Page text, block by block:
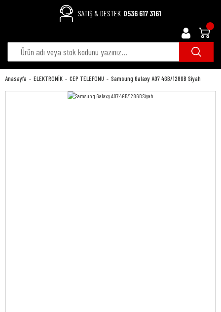
SATIŞ & DESTEK 0536 617 3161
Anasayfa ELEKTRONİK CEP TELEFONU Samsung Galaxy A07 4GB/128GB Siyah